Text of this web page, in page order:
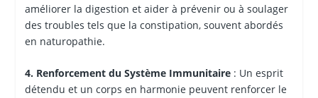
améliorer la digestion et aider à prévenir ou à soulager
des troubles tels que la constipation, souvent abordés
en naturopathie.
4. Renforcement du Système Immunitaire: Un esprit
détendu et un corps en harmonie peuvent renforcer le